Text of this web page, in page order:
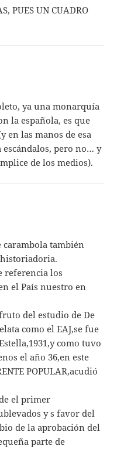
PUES UN CUADRO
ya una monarquía
la española, es que
en las manos de esa
pero no… y
de los medios).
también
referencia los
el País nuestro en
del estudio de De
como el EAJ,se fue
como tuvo
el año 36,en este
POPULAR,acudió
el primer
y s favor del
de la aprobación del
parte de